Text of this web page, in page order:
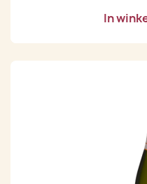
In